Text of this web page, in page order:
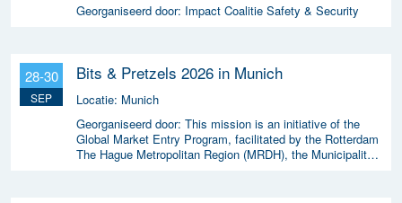
Georganiseerd door: Impact Coalitie Safety & Security
28-30
SEP
Bits & Pretzels 2026 in Munich
Locatie: Munich
Georganiseerd door: This mission is an initiative of the
Global Market Entry Program, facilitated by the Rotterdam
The Hague Metropolitan Region (MRDH), the Municipality